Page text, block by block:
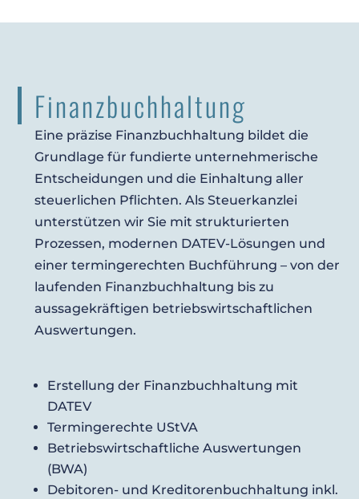
Finanzbuchhaltung
Eine präzise Finanzbuchhaltung bildet die
Grundlage für fundierte unternehmerische
Entscheidungen und die Einhaltung aller
steuerlichen Pflichten. Als Steuerkanzlei
unterstützen wir Sie mit strukturierten
Prozessen, modernen DATEV-Lösungen und
einer termingerechten Buchführung – von der
laufenden Finanzbuchhaltung bis zu
aussagekräftigen betriebswirtschaftlichen
Auswertungen.
Erstellung der Finanzbuchhaltung mit
DATEV
Termingerechte UStVA
Betriebswirtschaftliche Auswertungen
(BWA)
Debitoren- und Kreditorenbuchhaltung inkl.